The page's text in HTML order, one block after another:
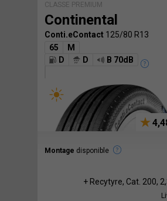
CLASSE PREMIUM
Continental
Conti.eContact 125/80 R13
65
M
D
D B 70dB
Montage disponible
+ Recytyre, Cat. 200,